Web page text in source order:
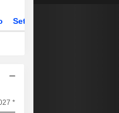
Settore
*